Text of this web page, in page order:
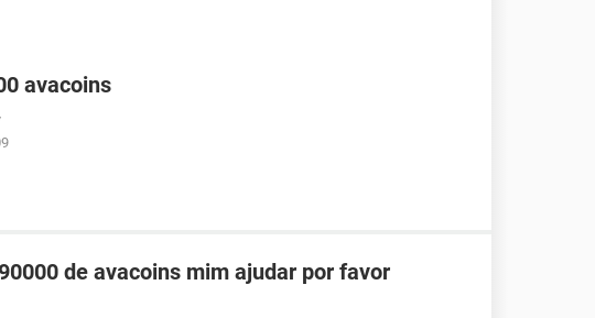
avacoins
de avacoins mim ajudar por favor